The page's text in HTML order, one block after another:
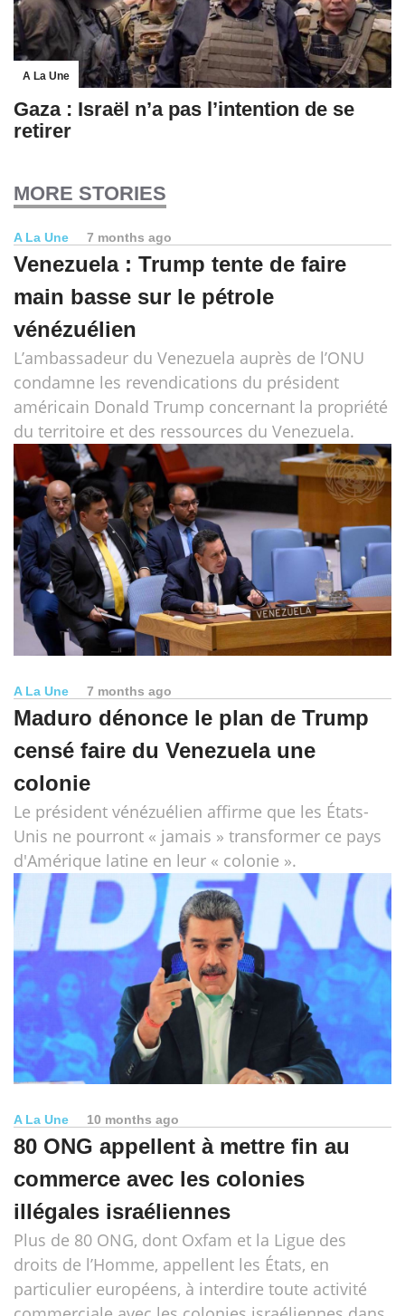
A La Une
Gaza : Israël n’a pas l’intention de se
retirer
MORE STORIES
A La Une 7 months ago
Venezuela : Trump tente de faire
main basse sur le pétrole
vénézuélien
L’ambassadeur du Venezuela auprès de l’ONU
condamne les revendications du président
américain Donald Trump concernant la propriété
du territoire et des ressources du Venezuela.
A La Une 7 months ago
Maduro dénonce le plan de Trump
censé faire du Venezuela une
colonie
Le président vénézuélien affirme que les États-
Unis ne pourront « jamais » transformer ce pays
d'Amérique latine en leur « colonie ».
A La Une 10 months ago
80 ONG appellent à mettre fin au
commerce avec les colonies
illégales israéliennes
Plus de 80 ONG, dont Oxfam et la Ligue des
droits de l’Homme, appellent les États, en
particulier européens, à interdire toute activité